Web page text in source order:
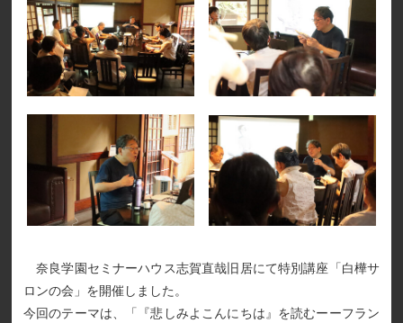
奈良学園セミナーハウス志賀直哉旧居にて特別講座「白樺サ
ロンの会」を開催しました。
今回のテーマは、「『悲しみよこんにちは』を読むーーフラン